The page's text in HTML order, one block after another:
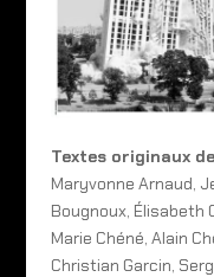
Textes originaux
Maryvonne Arnaud,
Bougnoux, Élisabeth
Marie Chéné, Alain
Christian Garcin,